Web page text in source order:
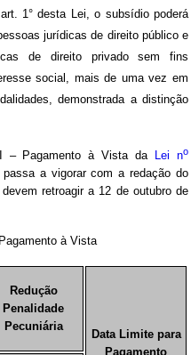
1° desta Lei, o subsídio poderá
jurídicas de direito público e
de direito privado sem fins
social, mais de uma vez em
demonstrada a distinção
– Pagamento à Vista da Lei no
a vigorar com a redação do
retroagir a 12 de outubro de
à Vista
Redução
Penalidade
Pecuniária
Data Limite para
Pagamento